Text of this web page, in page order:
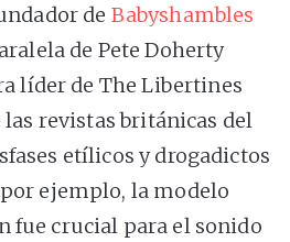
de Babyshambles
de Pete Doherty
líder de The Libertines
las revistas británicas del
etílicos y drogadictos
ejemplo, la modelo
fue crucial para el sonido